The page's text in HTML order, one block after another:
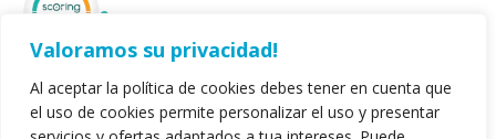
Valoramos su privacidad!
Al aceptar la política de cookies debes tener en cuenta que
el uso de cookies permite personalizar el uso y presentar